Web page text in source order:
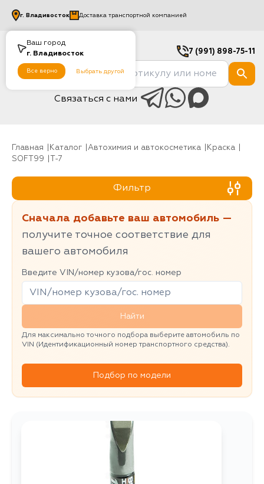
Ваш город
г. Владивосток
Все верно Выбрать другой
г. Владивосток Доставка транспортной компанией
7 (991) 898-75-11
Связаться с нами
Главная Каталог Автохимия и автокосметика
Краска
SOFT99
T-7
Фильтр
Сначала добавьте ваш автомобиль —
получите точное соответствие для
вашего автомобиля
Введите VIN/номер кузова/гос. номер
Найти
Для максимально точного подбора выберите автомобиль по
VIN (Идентификационный номер транспортного средства).
Подбор по модели